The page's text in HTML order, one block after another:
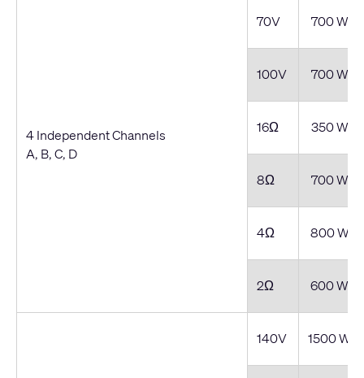
4 Independent Channels
A, B, C, D
70V 700 W
100V 700 W
16Ω 350 W
8Ω 700 W
4Ω 800 W
2Ω 600 W
140V 1500 W